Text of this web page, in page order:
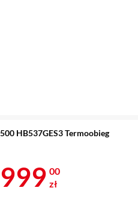
HB537GES3 Termoobieg
1 999 zł
00
zł